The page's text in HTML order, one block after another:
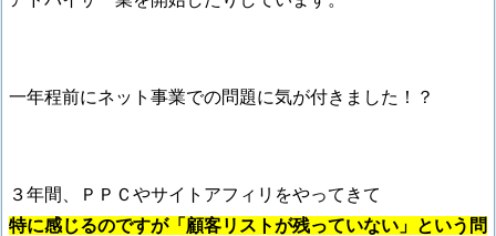
一年程前にネット事業での問題に気が付きました！？
３年間、ＰＰＣやサイトアフィリをやってきて
特に感じるのですが「顧客リストが残っていない」という問